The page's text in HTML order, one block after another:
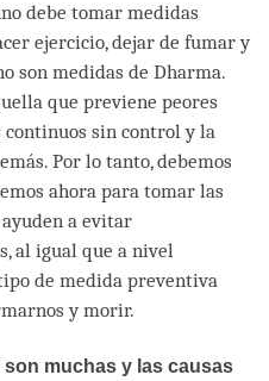
debe tomar medidas
ejercicio, dejar de fumar y
son medidas de Dharma.
que previene peores
sin control y la
Por lo tanto, debemos
ahora para tomar las
a evitar
al igual que a nivel
de medida preventiva
y morir.
son muchas y las causas